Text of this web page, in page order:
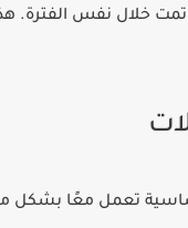
خلال نفس الفترة.
تعمل معًا بشكل